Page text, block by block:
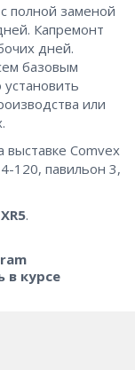
полной заменой
Капремонт
дней.
базовым
или
Comvex
120, павильон 3,
.
в курсе